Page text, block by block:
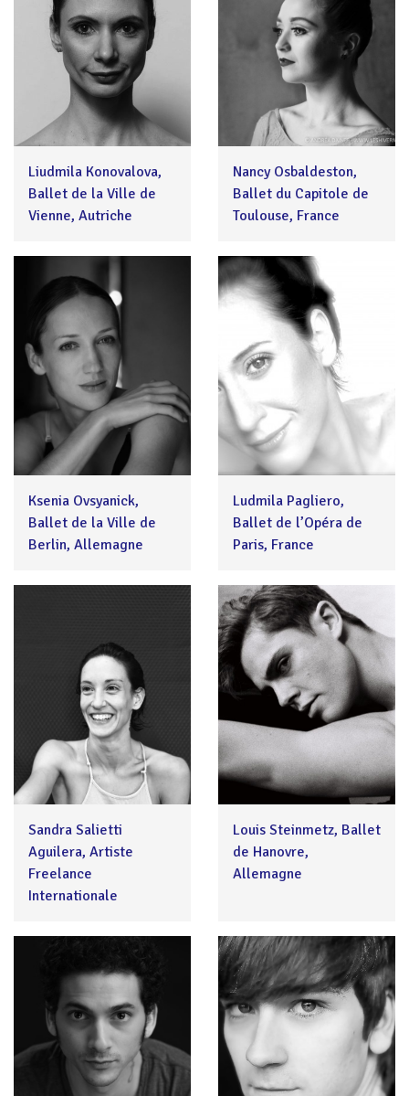
Liudmila Konovalova,
Ballet de la Ville de
Vienne, Autriche
Nancy Osbaldeston,
Ballet du Capitole de
Toulouse, France
Ksenia Ovsyanick,
Ballet de la Ville de
Berlin, Allemagne
Ludmila Pagliero,
Ballet de l’Opéra de
Paris, France
Sandra Salietti
Aguilera, Artiste
Freelance
Internationale
Louis Steinmetz, Ballet
de Hanovre,
Allemagne